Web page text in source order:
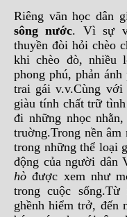
Riêng văn học dân
sông nước. Vì sự
thuyền đòi hỏi chèo
khi chèo đò, nhiều
phong phú, phản
trai gái v.v.Cùng
giàu tính chất trữ
đi những nhọc
truờng.Trong nền âm
trong những thể loại
động của người dân
hò được xem như
trong cuộc
ghềnh hiểm trở, đến